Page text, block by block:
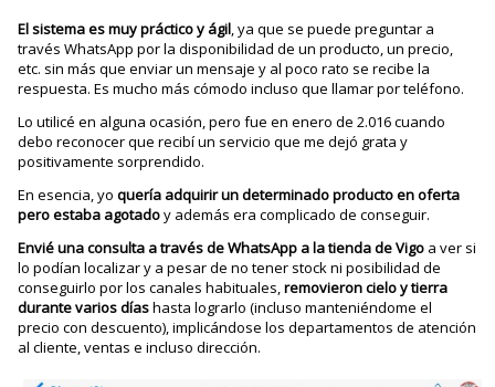
El sistema es muy práctico y ágil, ya que se puede preguntar a
través WhatsApp por la disponibilidad de un producto, un precio,
etc. sin más que enviar un mensaje y al poco rato se recibe la
respuesta. Es mucho más cómodo incluso que llamar por teléfono.
Lo utilicé en alguna ocasión, pero fue en enero de 2.016 cuando
debo reconocer que recibí un servicio que me dejó grata y
positivamente sorprendido.
En esencia, yoquería adquirir un determinado producto en oferta
pero estaba agotadoy además era complicado de conseguir.
Envié una consulta a través de WhatsApp a la tienda de Vigo a ver si
lo podían localizar y a pesar de no tener stock ni posibilidad de
conseguirlo por los canales habituales,removieron cielo y tierra
durante varios díashasta lograrlo (incluso manteniéndome el
precio con descuento), implicándose los departamentos de atención
al cliente, ventas e incluso dirección.